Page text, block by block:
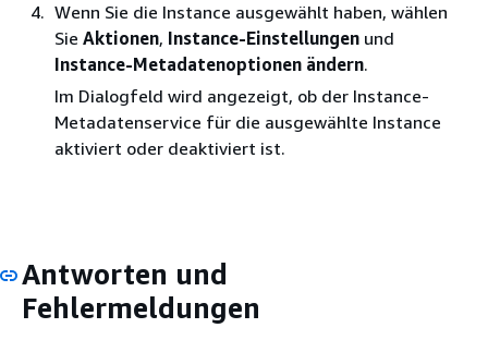
Wenn Sie die Instance ausgewählt haben, wählen
Sie Aktionen, Instance-Einstellungen und
Instance-Metadatenoptionen ändern.
Im Dialogfeld wird angezeigt, ob der Instance-
Metadatenservice für die ausgewählte Instance
aktiviert oder deaktiviert ist.
Antworten und
Fehlermeldungen